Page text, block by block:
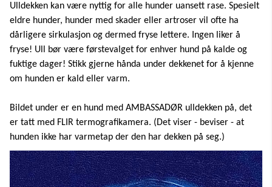
Ulldekken kan være nyttig for alle hunder uansett rase. Spesielt
eldre hunder, hunder med skader eller artroser vil ofte ha
dårligere sirkulasjon og dermed fryse lettere. Ingen liker å
fryse! Ull bør være førstevalget for enhver hund på kalde og
fuktige dager! Stikk gjerne hånda under dekkenet for å kjenne
om hunden er kald eller varm.
Bildet under er en hund med AMBASSADØR ulldekken på, det
er tatt med FLIR termografikamera. (Det viser - beviser - at
hunden ikke har varmetap der den har dekken på seg.)